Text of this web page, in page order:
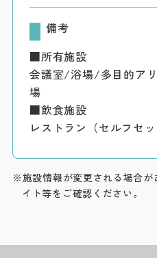
備考
■所有施設
会議室/浴場/多目的ア
場
■飲食施設
レストラン（セルフセ
※施設情報が変更される場合が
イト等をご確認ください。